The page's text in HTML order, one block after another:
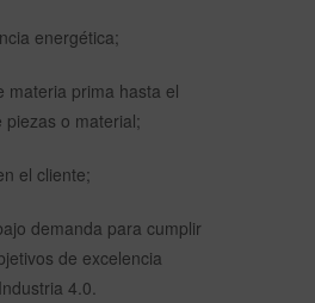
energética;
materia prima hasta el
piezas o material;
el cliente;
demanda para cumplir
de excelencia
4.0.